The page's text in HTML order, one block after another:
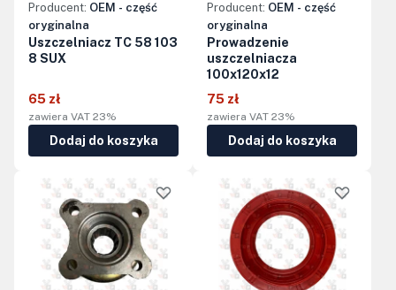
Producent: OEM - część
oryginalna
Uszczelniacz TC 58 103
8 SUX
65 zł
zawiera VAT 23%
Dodaj do koszyka
Producent: OEM - część
oryginalna
Prowadzenie
uszczelniacza
100x120x12
75 zł
zawiera VAT 23%
Dodaj do koszyka